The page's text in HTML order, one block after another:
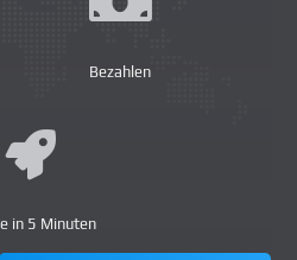
Bezahlen
in 5 Minuten